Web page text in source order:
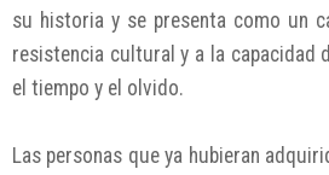
su historia y se presenta como un
resistencia cultural y a la capacidad
el tiempo y el olvido.
Las personas que ya hubieran